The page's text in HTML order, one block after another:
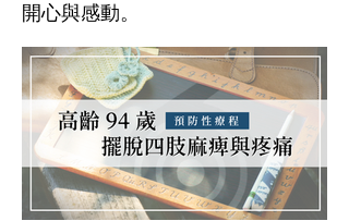
開心與感動。